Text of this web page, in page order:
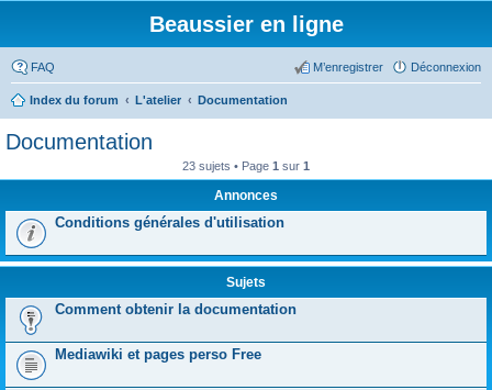
Beaussier en ligne
FAQ Déconnexion
M’enregistrer
Index du forum L'atelier Documentation
Documentation
23 sujets • Page 1 sur 1
Annonces
Conditions générales d'utilisation
Sujets
Comment obtenir la documentation
Mediawiki et pages perso Free